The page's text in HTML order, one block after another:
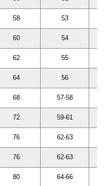
58 53
60 54
62 55
64 56
68 57-58
72 59-61
76 62-63
76 62-63
80 64-66